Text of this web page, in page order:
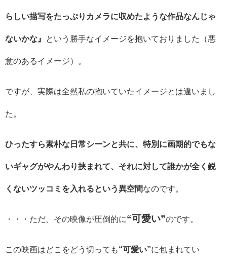
らしい描写をたっぷりカメラに収めたような作品なんじゃ
ないかな』 という勝手なイメージを抱いておりました（悪
意のあるイメージ）。
ですが、実際は全然私の抱いていたイメージとは違いまし
た。
ひったすら素朴な日常シーンと共に、特別に画期的でもな
いギャグがやんわり挟まれて、それに対して誰かが全く鋭
くないツッコミを入れるという異空間なのです。
・・・ただ、その映像が圧倒的に“可愛い”のです。
この映画はどこをどう切っても“可愛い”に包まれてい